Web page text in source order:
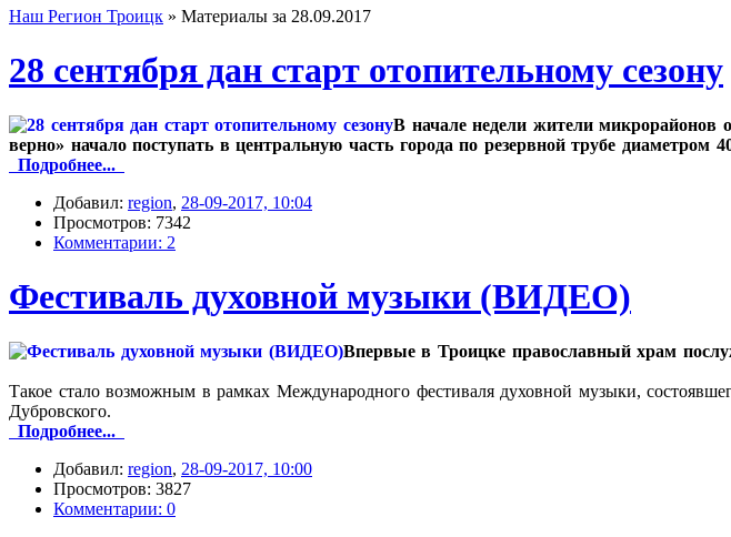
Наш Регион Троицк » Материалы за 28.09.2017
28 сентября дан старт отопительному сезону
В начале недели жители микрорайонов
верно» начало поступать в центральную часть города по резервной трубе диаметром
Подробнее...
Добавил: region, 28-09-2017, 10:04
Просмотров: 7342
Комментарии: 2
Фестиваль духовной музыки (ВИДЕО)
Впервые в Троицке православный храм
Такое стало возможным в рамках Международного фестиваля духовной музыки,
Дубровского.
Подробнее...
Добавил: region, 28-09-2017, 10:00
Просмотров: 3827
Комментарии: 0